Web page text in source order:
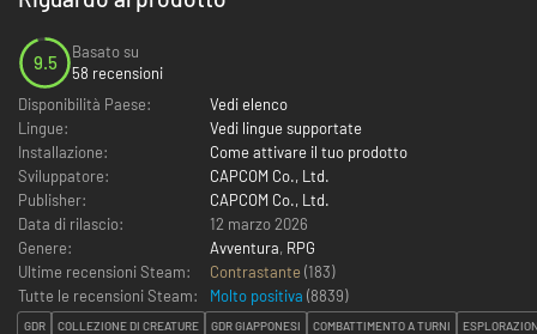
9.5
Basato su
58 recensioni
Disponibilità Paese:
Vedi elenco
Lingue:
Vedi lingue supportate
Installazione:
Come attivare il tuo prodotto
Sviluppatore:
CAPCOM Co., Ltd.
Publisher:
CAPCOM Co., Ltd.
Data di rilascio:
12 marzo 2026
Genere:
Avventura, RPG
Ultime recensioni Steam:
Contrastante (183)
Tutte le recensioni Steam:
Molto positiva (8839)
GDR COLLEZIONE DI CREATURE GDR GIAPPONESI COMBATTIMENTO A TURNI